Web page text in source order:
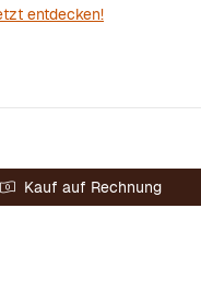
entdecken!
Kauf auf Rechnung